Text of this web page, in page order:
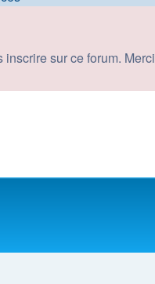
sur ce forum. Merci